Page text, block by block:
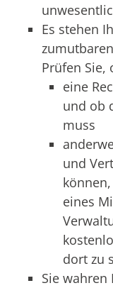
Es stehen
Prüfen Sie,
eine
und ob
muss
und
eines
dort zu
Sie